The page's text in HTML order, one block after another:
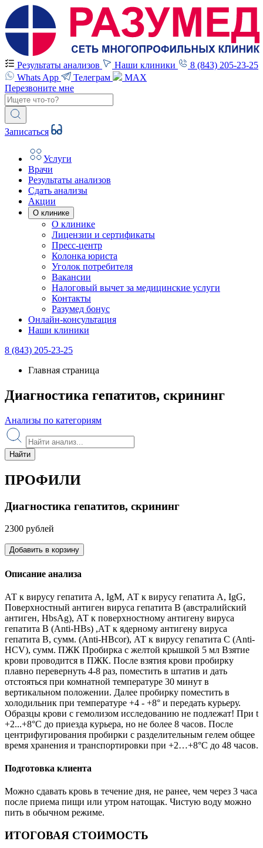
Результаты анализов Наши клиники
8 (843) 205-23-25
Whats App
Телеграм
MAX
Перезвоните мне
Записаться
Услуги
Врачи
Результаты анализов
Сдать анализы
Акции
О клинике
О клинике
Лицензии и сертификаты
Пресс-центр
Колонка юриста
Уголок потребителя
Вакансии
Налоговый вычет за медицинские услуги
Контакты
Разумед бонус
Онлайн-консультация
Наши клиники
8 (843) 205-23-25
Главная страница
Диагностика гепатитов, скрининг
Анализы по категориям
Найти
ПРОФИЛИ
Диагностика гепатитов, скрининг
2300 рублей
Добавить в корзину
Описание анализа
АТ к вирусу гепатита А, IgM, АТ к вирусу гепатита А, IgG,
Поверхностный антиген вируса гепатита В (австралийский
антиген, HbsAg), АТ к поверхностному антигену вируса
гепатита В (Anti-HBs) ,АТ к ядерному антигену вируса
гепатита В, сумм. (Anti-HBcor), АТ к вирусу гепатита С (Anti-
HCV), сумм. ПЖК Пробирка с желтой крышкой 5 мл Взятие
крови проводится в ПЖК. После взятия крови пробирку
плавно перевернуть 4-8 раз, поместить в штатив и дать
отстояться при комнатной температуре 30 минут в
вертикальном положении. Далее пробирку поместить в
холодильник при температуре +4 - +8° и передать курьеру.
Образцы крови с гемолизом исследованию не подлежат! При t
+2...+8°С до приезда курьера, но не более 8 часов. После
центрифугирования пробирки с разделительным гелем общее
время хранения и транспортировки при +2…+8°С до 48 часов.
Подготовка клиента
Можно сдавать кровь в течение дня, не ранее, чем через 3 часа
после приема пищи или утром натощак. Чистую воду можно
пить в обычном режиме.
ИТОГОВАЯ СТОИМОСТЬ